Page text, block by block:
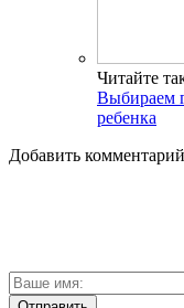
Читайте
Выбираем
ребенка
Добавить комментарий